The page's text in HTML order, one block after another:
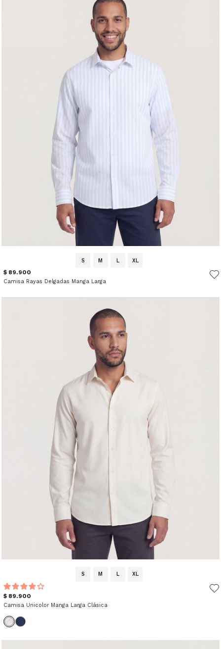
S M L XL
$ 89.900
Camisa Rayas Delgadas Manga Larga
S M L XL
$ 89.900
Camisa Unicolor Manga Larga Clásica